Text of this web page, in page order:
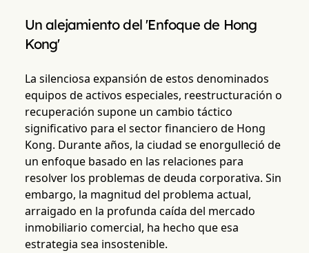
Un alejamiento del 'Enfoque de Hong
Kong'
La silenciosa expansión de estos denominados
equipos de activos especiales, reestructuración o
recuperación supone un cambio táctico
significativo para el sector financiero de Hong
Kong. Durante años, la ciudad se enorgulleció de
un enfoque basado en las relaciones para
resolver los problemas de deuda corporativa. Sin
embargo, la magnitud del problema actual,
arraigado en la profunda caída del mercado
inmobiliario comercial, ha hecho que esa
estrategia sea insostenible.